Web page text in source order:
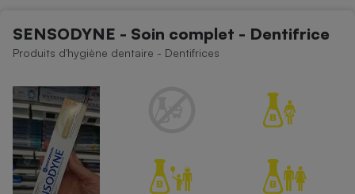
SENSODYNE - Soin complet - Dentifrice
Produits d'hygiène dentaire - Dentifrices